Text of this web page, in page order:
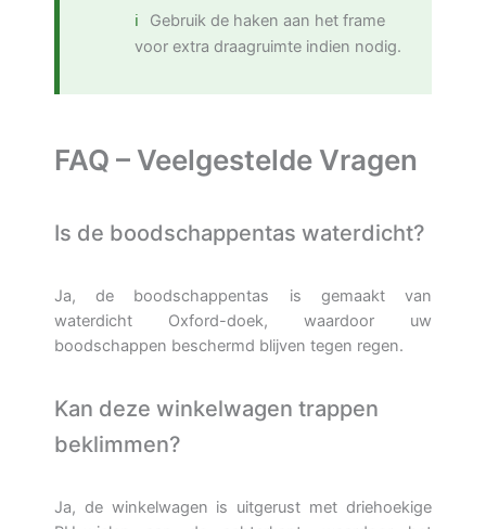
Gebruik de haken aan het frame
voor extra draagruimte indien nodig.
FAQ – Veelgestelde Vragen
Is de boodschappentas waterdicht?
Ja, de boodschappentas is gemaakt van
waterdicht Oxford-doek, waardoor uw
boodschappen beschermd blijven tegen regen.
Kan deze winkelwagen trappen
beklimmen?
Ja, de winkelwagen is uitgerust met driehoekige